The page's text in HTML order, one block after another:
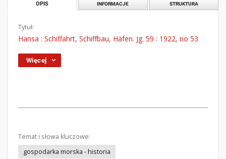
OPIS INFORMACJE STRUKTURA
Tytuł:
Hansa : Schiffahrt, Schiffbau, Häfen. Jg. 59 : 1922, no 53
Więcej
Temat i słowa kluczowe:
gospodarka morska - historia